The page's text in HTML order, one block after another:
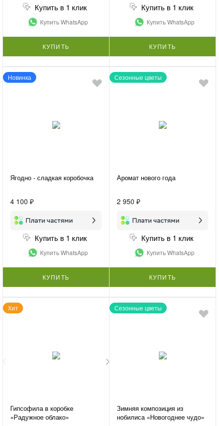
Купить в 1 клик
Купить WhatsApp
КУПИТЬ
Купить в 1 клик
Купить WhatsApp
КУПИТЬ
Новинка
Ягодно - сладкая коробочка
4 100 ₽
Купить в 1 клик
Купить WhatsApp
КУПИТЬ
Сезонные цветы
Аромат нового года
2 950 ₽
Купить в 1 клик
Купить WhatsApp
КУПИТЬ
Хит
Гипсофила в коробке
«Радужное облако»
Сезонные цветы
Зимняя композиция из
нобилиса «Новогоднее чудо»